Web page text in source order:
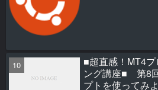
■超直感！MT4プ
ング講座■ 第8
プトを使ってみ